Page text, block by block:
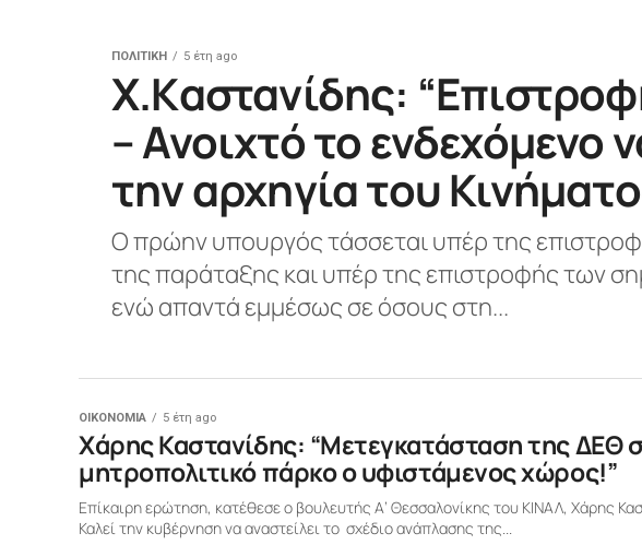
ΠΟΛΙΤΙΚΗ 5 έτη ago
X.Kαστανίδης:
– Ανοιχτό το ενδεχόμενο
την αρχηγία του
Ο πρώην υπουργός τάσσεται υπέρ της
της παράταξης και υπέρ της επιστροφής των
ενώ απαντά εμμέσως σε όσους στη...
ΟΙΚΟΝΟΜΙΑ 5 έτη ago
Xάρης Καστανίδης: “Μετεγκατάσταση της ΔΕΘ
μητροπολιτικό πάρκο ο υφιστάμενος χώρος!”
Επίκαιρη ερώτηση, κατέθεσε ο βουλευτής Α’ Θεσσαλονίκης του ΚΙΝΑΛ, Χάρης
Καλεί την κυβέρνηση να αναστείλει το σχέδιο ανάπλασης της...